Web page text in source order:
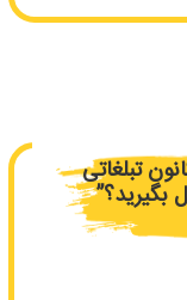
تبلغاتی
بگیرید؟”